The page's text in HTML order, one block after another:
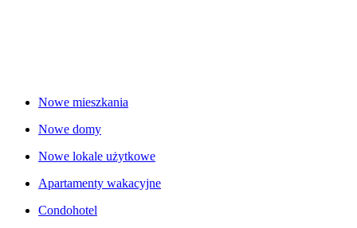
Nowe mieszkania
Nowe domy
Nowe lokale użytkowe
Apartamenty wakacyjne
Condohotel